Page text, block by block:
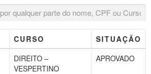
CURSO
SITUAÇÃO
DIREITO –
VESPERTINO
APROVADO